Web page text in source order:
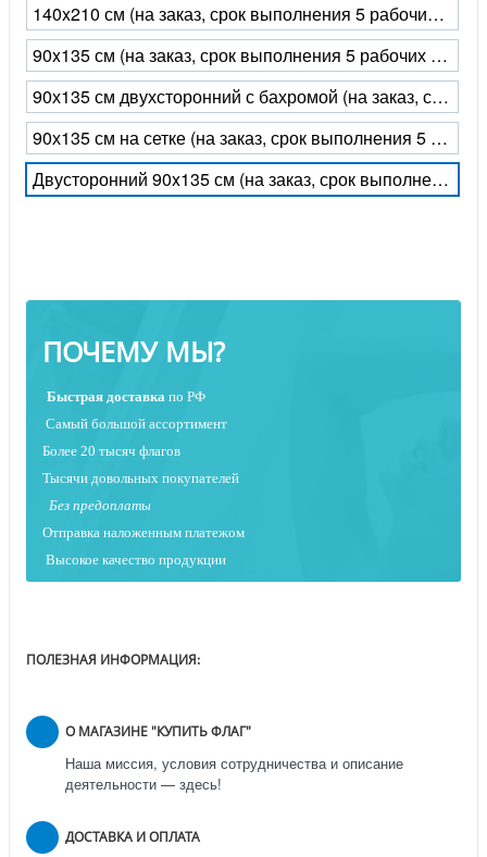
140x210 см (на заказ, срок выполнения 5 рабочих дней)
90x135 см (на заказ, срок выполнения 5 рабочих дней)
90х135 см двухсторонний с бахромой (на заказ, срок выполнения 5 рабочих дней)
90х135 см на сетке (на заказ, срок выполнения 5 рабочих дней)
Двусторонний 90x135 см (на заказ, срок выполнения 5 рабочих дней)
ПОЧЕМУ МЫ?
Быстрая доставка по РФ
Самый большой ассортимент
Более 20 тысяч флагов
Тысячи довольных покупателей
Без предоплаты
Отправка наложенным платежом
Высокое качество продукции
ПОЛЕЗНАЯ ИНФОРМАЦИЯ:
О МАГАЗИНЕ "КУПИТЬ ФЛАГ"
Наша миссия, условия сотрудничества и описание
деятельности — здесь!
ДОСТАВКА И ОПЛАТА